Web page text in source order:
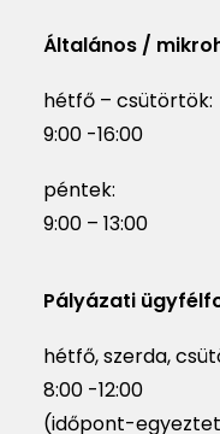
Általános /
hétfő – csütörtök:
9:00 -16:00
péntek:
9:00 – 13:00
Pályázati
hétfő, szerda,
8:00 -12:00
(időpont-